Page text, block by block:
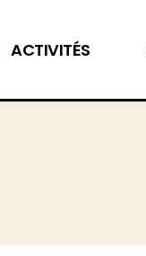
ACTIVITÉS